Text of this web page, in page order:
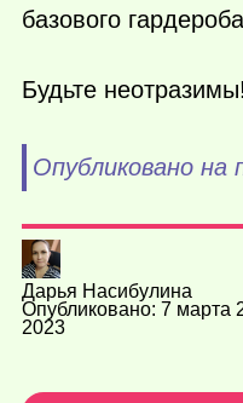
базового
Будьте неотразимы!
Опубликовано на
Дарья Насибулина
Опубликовано: 7 марта
2023